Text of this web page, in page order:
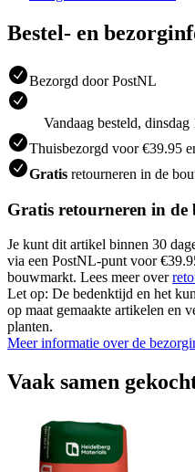
Bestel- en
Bezorgd door PostNL
Vandaag besteld,
Thuisbezorgd voor €39.95
Gratis retourneren in de
Gratis retourneren in
Je kunt dit artikel binnen 30
via een PostNL-punt voor
bouwmarkt. Lees meer over
Let op: De bedenktijd en het
op maat gemaakte artikelen en
planten.
Meer informatie over de
Vaak samen